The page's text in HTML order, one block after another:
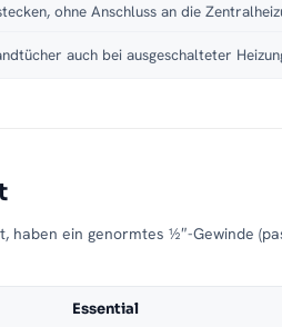
ohne Anschluss an die
auch bei ausgeschalteter
haben ein genormtes ½″-Gewinde
Essential